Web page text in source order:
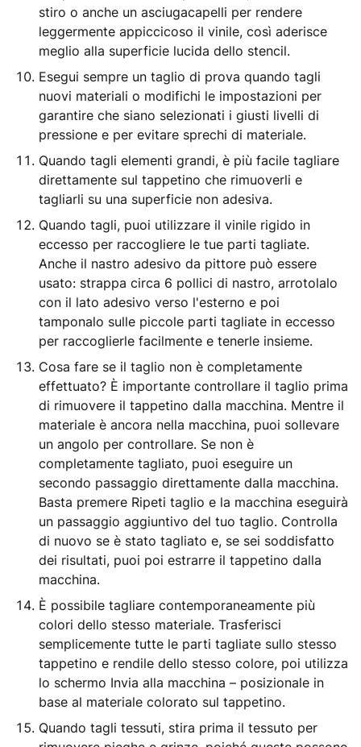
stiro o anche un asciugacapelli per rendere
leggermente appiccicoso il vinile, così aderisce
meglio alla superficie lucida dello stencil.
Esegui sempre un taglio di prova quando tagli
nuovi materiali o modifichi le impostazioni per
garantire che siano selezionati i giusti livelli di
pressione e per evitare sprechi di materiale.
Quando tagli elementi grandi, è più facile tagliare
direttamente sul tappetino che rimuoverli e
tagliarli su una superficie non adesiva.
Quando tagli, puoi utilizzare il vinile rigido in
eccesso per raccogliere le tue parti tagliate.
Anche il nastro adesivo da pittore può essere
usato: strappa circa 6 pollici di nastro, arrotolalo
con il lato adesivo verso l'esterno e poi
tamponalo sulle piccole parti tagliate in eccesso
per raccoglierle facilmente e tenerle insieme.
Cosa fare se il taglio non è completamente
effettuato? È importante controllare il taglio prima
di rimuovere il tappetino dalla macchina. Mentre il
materiale è ancora nella macchina, puoi sollevare
un angolo per controllare. Se non è
completamente tagliato, puoi eseguire un
secondo passaggio direttamente dalla macchina.
Basta premere Ripeti taglio e la macchina eseguirà
un passaggio aggiuntivo del tuo taglio. Controlla
di nuovo se è stato tagliato e, se sei soddisfatto
dei risultati, puoi poi estrarre il tappetino dalla
macchina.
È possibile tagliare contemporaneamente più
colori dello stesso materiale. Trasferisci
semplicemente tutte le parti tagliate sullo stesso
tappetino e rendile dello stesso colore, poi utilizza
lo schermo Invia alla macchina – posizionale in
base al materiale colorato sul tappetino.
Quando tagli tessuti, stira prima il tessuto per